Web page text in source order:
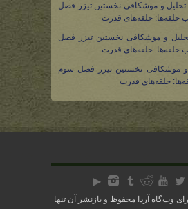
تحلیل و موشکافی نخستین تیزر فصل
حلقه‌ها: حلقه‌های قدرت
و موشکافی نخستین تیزر فصل
حلقه‌ها: حلقه‌های قدرت
و موشکافی نخستین تیزر فصل سوم
حلقه‌های قدرت
وب‌گاه آردا محفوظ و بازنشر آن تنها